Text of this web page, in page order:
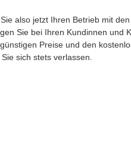
also jetzt Ihren Betrieb mit
Sie bei Ihren Kundinnen und
Preise und den
sich stets verlassen.